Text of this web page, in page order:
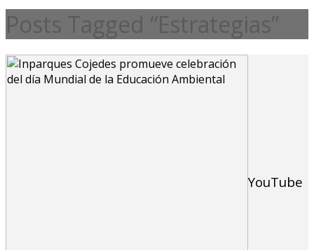
Posts Tagged “Estrategias”
YouTube